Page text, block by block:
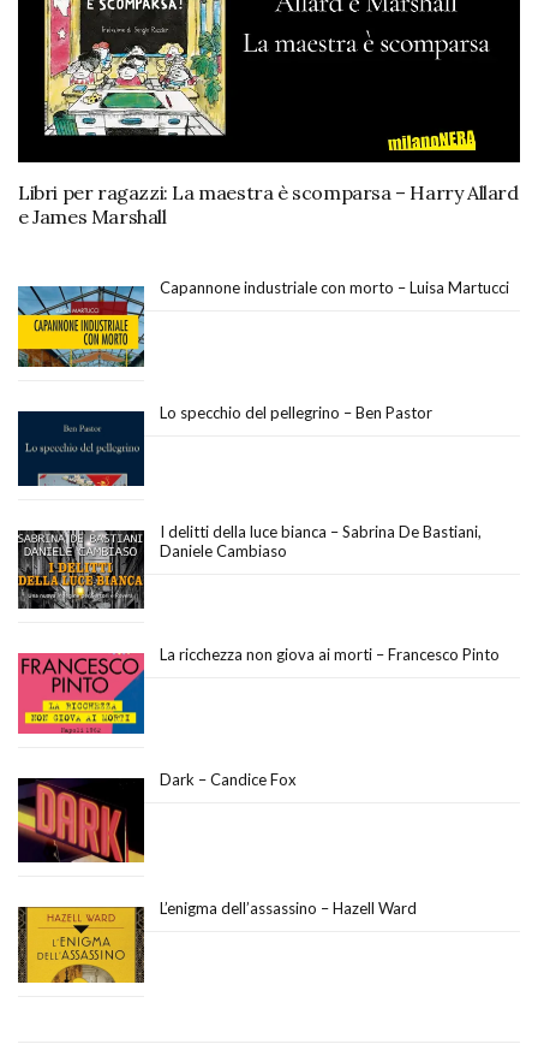
Libri per ragazzi: La maestra è scomparsa – Harry Allard
e James Marshall
Capannone industriale con morto – Luisa Martucci
Lo specchio del pellegrino – Ben Pastor
I delitti della luce bianca – Sabrina De Bastiani,
Daniele Cambiaso
La ricchezza non giova ai morti – Francesco Pinto
Dark – Candice Fox
L’enigma dell’assassino – Hazell Ward